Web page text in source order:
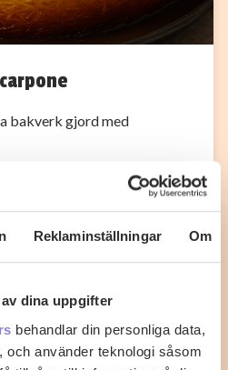
Reklaminställningar Om
dina uppgifter
behandlar din personliga data,
använder teknologi såsom
bakverk gjord med